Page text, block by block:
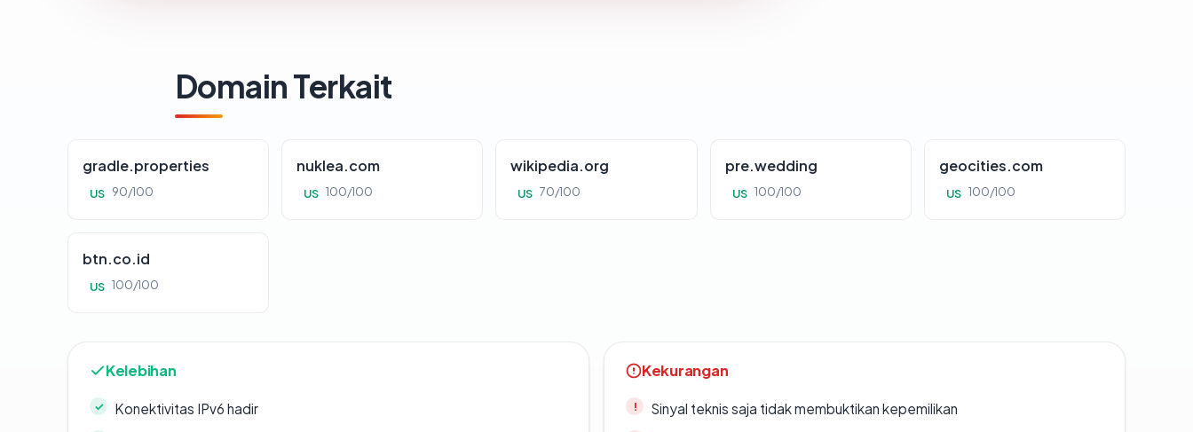
Domain Terkait
gradle.properties
US 90/100
nuklea.com
US 100/100
wikipedia.org
US 70/100
pre.wedding
US 100/100
geocities.com
US 100/100
btn.co.id
US 100/100
Kelebihan
Konektivitas IPv6 hadir
Kekurangan
Sinyal teknis saja tidak membuktikan kepemilikan